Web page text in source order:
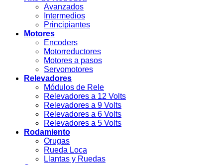
Avanzados
Intermedios
Principiantes
Motores
Encoders
Motorreductores
Motores a pasos
Servomotores
Relevadores
Módulos de Rele
Relevadores a 12 Volts
Relevadores a 9 Volts
Relevadores a 6 Volts
Relevadores a 5 Volts
Rodamiento
Orugas
Rueda Loca
Llantas y Ruedas